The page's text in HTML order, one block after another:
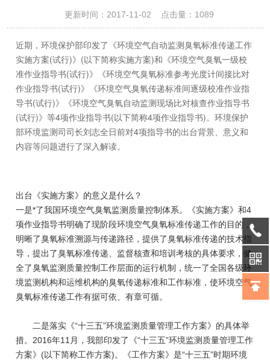
更新时间：2017-11-02 点击量： 1089
近期，环境保护部印发了《环境空气自动监测臭氧标准传递工作
实施方案(试行)》(以下简称实施方案)和《环境空气臭氧一级校
准作业指导书(试行)》《环境空气臭氧标准参考光度计间接比对
作业指导书(试行)》《环境空气臭氧传递标准间逐级校准作业指
导书(试行)》《环境空气臭氧自动监测现场比对核查作业指导书
(试行)》等4项作业指导书(以下简称4项作业指导书)。环境保护
部环境监测司司长刘志全日前对4项指导书的出台背景、意义和
内容等问题进行了深入解读。
出台《实施方案》的意义是什么？
一是*了我国环境空气臭氧监测质量控制体系。《实施方案》和4
项作业指导书明确了现阶段环境空气臭氧标准传递工作的目的，
明晰了臭氧标准溯源与传递路径，提供了臭氧标准传递的技术指
导，提出了臭氧标准传递、监督核查和培训考核的具体要求，健
全了臭氧监测质量控制工作层面的运行机制，统一了全国各级环
境监测机构和运维机构的臭氧传递标准和工作标准，使环境空气
臭氧标准传递工作有据可依、有章可循。
二是落实《“十三五”环境监测质量管理工作方案》的具体举
措。2016年11月，我部印发了《“十三五”环境监测质量管理工作
方案》(以下简称工作方案)。《工作方案》是“十三五”时期环境